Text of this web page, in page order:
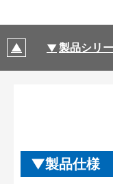
製品シリ
製品仕様